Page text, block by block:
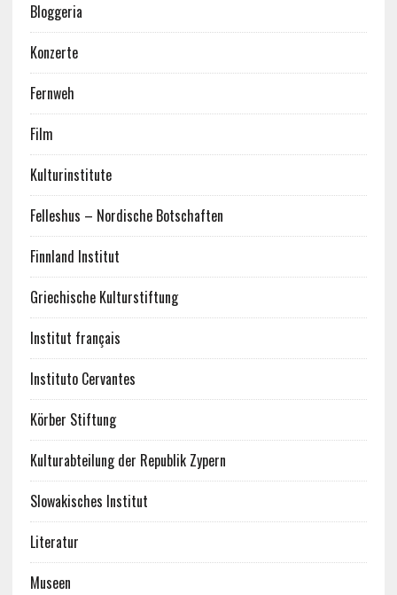
Bloggeria
Konzerte
Fernweh
Film
Kulturinstitute
Felleshus – Nordische Botschaften
Finnland Institut
Griechische Kulturstiftung
Institut français
Instituto Cervantes
Körber Stiftung
Kulturabteilung der Republik Zypern
Slowakisches Institut
Literatur
Museen